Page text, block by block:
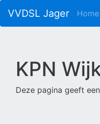
VVDSL Jager Home
KPN
Deze pagina geeft